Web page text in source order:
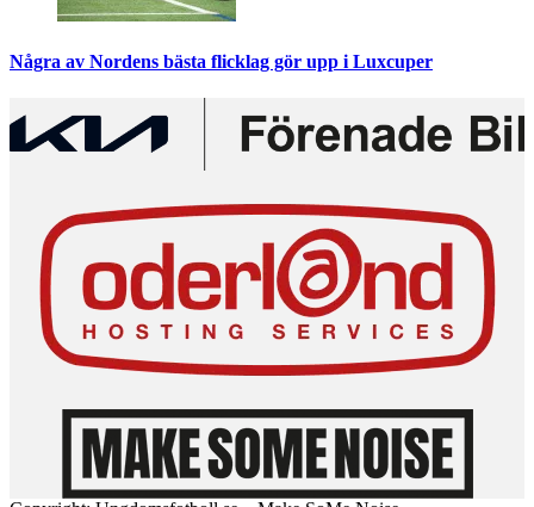
Några av Nordens bästa flicklag gör upp i Luxcuper